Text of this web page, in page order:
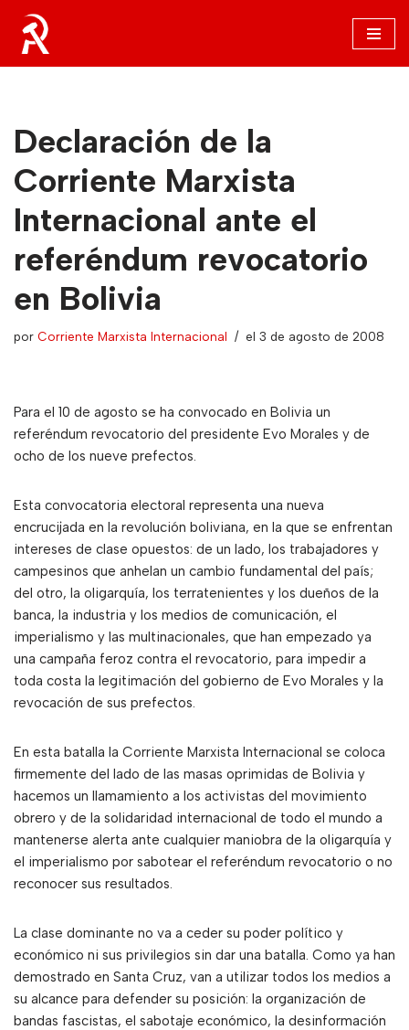
Saltar
al
Declaración de la
Corriente Marxista
Internacional ante el
referéndum revocatorio
en Bolivia
por Corriente Marxista Internacional el 3 de agosto de 2008
Para el 10 de agosto se ha convocado en Bolivia un
referéndum revocatorio del presidente Evo Morales y de
ocho de los nueve prefectos.
Esta convocatoria electoral representa una nueva
encrucijada en la revolución boliviana, en la que se enfrentan
intereses de clase opuestos: de un lado, los trabajadores y
campesinos que anhelan un cambio fundamental del país;
del otro, la oligarquía, los terratenientes y los dueños de la
banca, la industria y los medios de comunicación, el
imperialismo y las multinacionales, que han empezado ya
una campaña feroz contra el revocatorio, para impedir a
toda costa la legitimación del gobierno de Evo Morales y la
revocación de sus prefectos.
En esta batalla la Corriente Marxista Internacional se coloca
firmemente del lado de las masas oprimidas de Bolivia y
hacemos un llamamiento a los activistas del movimiento
obrero y de la solidaridad internacional de todo el mundo a
mantenerse alerta ante cualquier maniobra de la oligarquía y
el imperialismo por sabotear el referéndum revocatorio o no
reconocer sus resultados.
La clase dominante no va a ceder su poder político y
económico ni sus privilegios sin dar una batalla. Como ya han
demostrado en Santa Cruz, van a utilizar todos los medios a
su alcance para defender su posición: la organización de
bandas fascistas, el sabotaje económico, la desinformación